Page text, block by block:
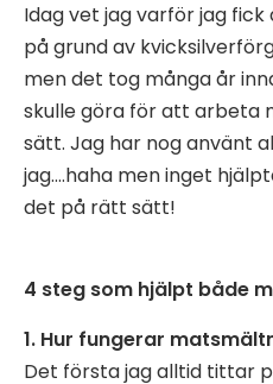
Idag vet jag varför jag
på grund av
men det tog många år
skulle göra för att arbeta
sätt. Jag har nog använt
jag….haha men inget
det på rätt sätt!
4 steg som hjälpt både
1. Hur fungerar
Det första jag alltid tittar